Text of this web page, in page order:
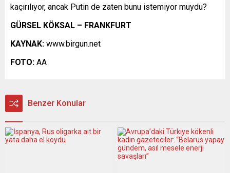
kaçırılıyor, ancak Putin de zaten bunu istemiyor muydu?
GÜRSEL KÖKSAL – FRANKFURT
KAYNAK: www.birgun.net
FOTO: AA
Benzer Konular